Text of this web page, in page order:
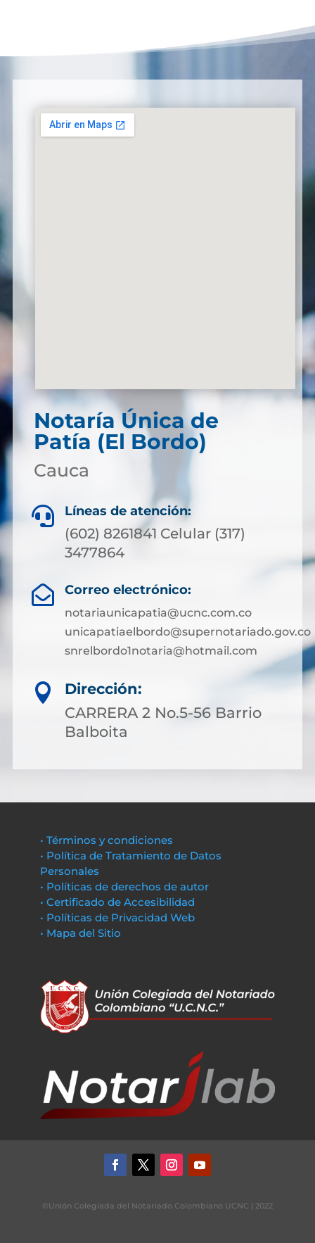
Notaría Única de
Patía (El Bordo)
Cauca
 Líneas de atención:
(602) 8261841 Celular (317)
3477864
 Correo electrónico:
notariaunicapatia@ucnc.com.co
unicapatiaelbordo@supernotariado.gov.co
snrelbordo1notaria@hotmail.com

Dirección:
CARRERA 2 No.5-56 Barrio
Balboita
• Términos y condiciones
• Política de Tratamiento de Datos
Personales
• Políticas de derechos de autor
• Certificado de Accesibilidad
• Políticas de Privacidad Web
• Mapa del Sitio
©Unión Colegiada del Notariado Colombiano UCNC | 2022